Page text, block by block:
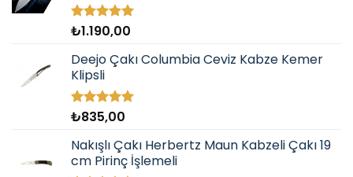
5 üzerinden
aldı
₺1.190,00
Deejo Çakı Columbia Ceviz Kabze Kemer
Klipsli
5 üzerinden
aldı
₺835,00
Nakışlı Çakı Herbertz Maun Kabzeli Çakı 19
cm Pirinç İşlemeli